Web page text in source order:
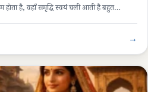
होता है, वहाँ समृद्धि स्वयं चली आती है बहुत…
→